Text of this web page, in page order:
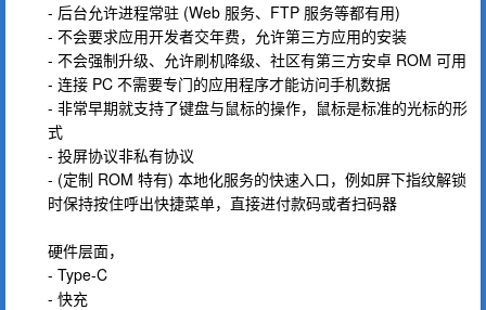
- 后台允许进程常驻 (Web 服务、FTP 服务等都有用)
- 不会要求应用开发者交年费，允许第三方应用的安装
- 不会强制升级、允许刷机降级、社区有第三方安卓 ROM 可用
- 连接 PC 不需要专门的应用程序才能访问手机数据
- 非常早期就支持了键盘与鼠标的操作，鼠标是标准的光标的形
式
- 投屏协议非私有协议
- (定制 ROM 特有) 本地化服务的快速入口，例如屏下指纹解锁
时保持按住呼出快捷菜单，直接进付款码或者扫码器
硬件层面，
- Type-C
- 快充